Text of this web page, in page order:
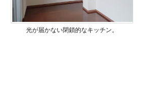
光が届かない閉鎖的なキッチン。